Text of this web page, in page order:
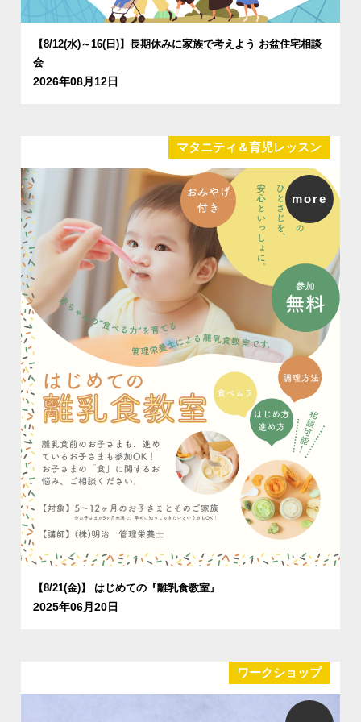
【8/12(水)～16(日)】長期休みに家族で考えよう お盆住宅相談
会
2026年08月12日
マタニティ＆育児レッスン
【8/21(金)】 はじめての『離乳食教室』
2025年06月20日
more
ワークショップ